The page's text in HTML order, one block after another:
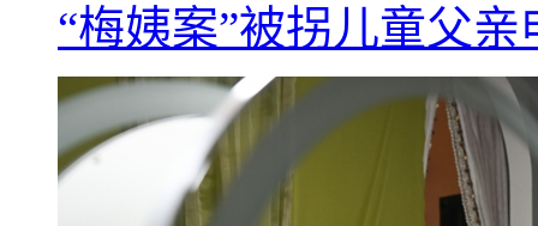
“梅姨案”被拐儿童父